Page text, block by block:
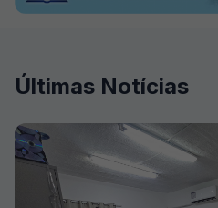
Últimas Notícias